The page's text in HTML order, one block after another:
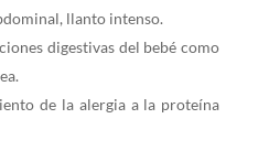
llanto intenso.
digestivas del bebé como
de la alergia a la proteína